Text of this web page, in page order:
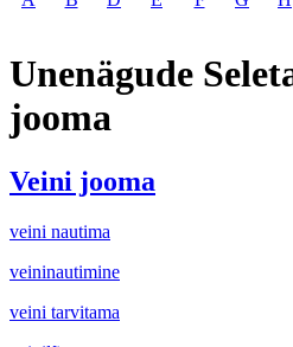
Unenägude
jooma
Veini jooma
veini nautima
veininautimine
veini tarvitama